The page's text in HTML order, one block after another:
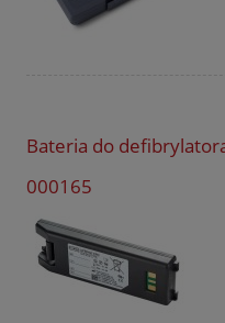
Bateria do
000165